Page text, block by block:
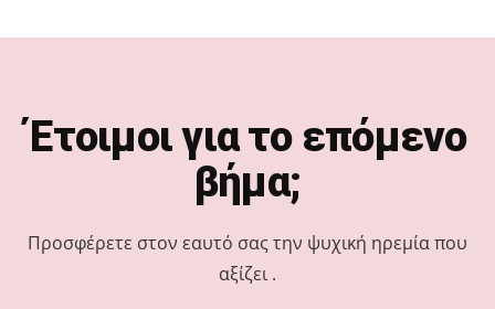
Έτοιμοι για το επόμενο
βήμα;
Προσφέρετε στον εαυτό σας την ψυχική ηρεμία που
αξίζει .